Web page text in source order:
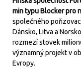
min typu Blocker pro
společného
Dánsko, Litva a
rozmezí stovek
významný projekt v
Evropy.